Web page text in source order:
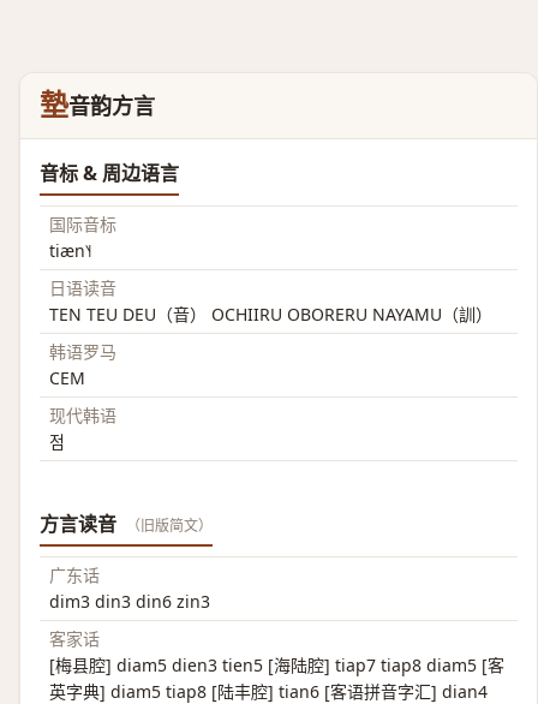
墊音韵方言
音标 & 周边语言
国际音标
tiæn˥˧
日语读音
TEN TEU DEU（音） OCHIIRU OBORERU NAYAMU（訓）
韩语罗马
CEM
现代韩语
점
方言读音 （旧版简文）
广东话
dim3 din3 din6 zin3
客家话
[梅县腔] diam5 dien3 tien5 [海陆腔] tiap7 tiap8 diam5 [客
英字典] diam5 tiap8 [陆丰腔] tian6 [客语拼音字汇] dian4